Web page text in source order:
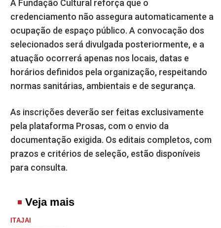
A Fundação Cultural reforça que o
credenciamento não assegura automaticamente a
ocupação de espaço público. A convocação dos
selecionados será divulgada posteriormente, e a
atuação ocorrerá apenas nos locais, datas e
horários definidos pela organização, respeitando
normas sanitárias, ambientais e de segurança.
As inscrições deverão ser feitas exclusivamente
pela plataforma Prosas, com o envio da
documentação exigida. Os editais completos, com
prazos e critérios de seleção, estão disponíveis
para consulta.
Veja mais
ITAJAI